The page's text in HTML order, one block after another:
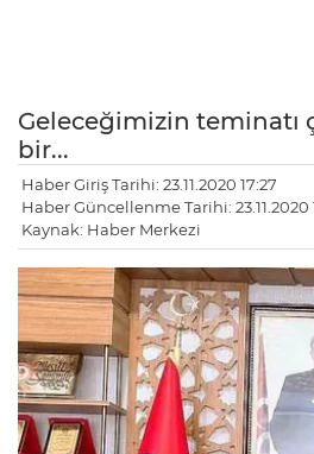
Geleceğimizin teminatı
bir...
Haber Giriş Tarihi: 23.11.2020 17:27
Haber Güncellenme Tarihi: 23.11.2020
Kaynak: Haber Merkezi